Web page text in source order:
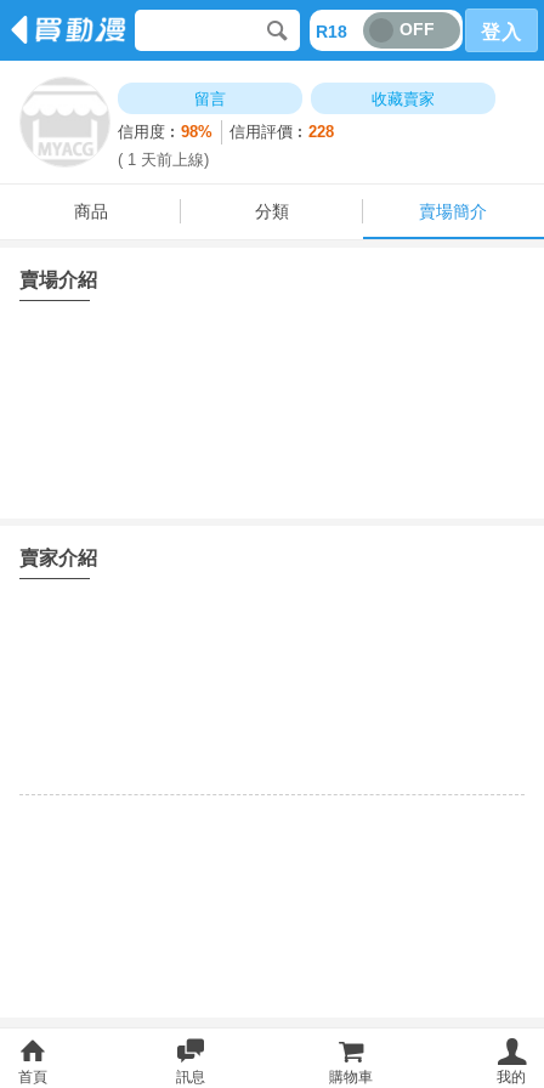
R18 OFF 登入
留言
收藏賣家
信用度︰98% 信用評價︰228
( 1 天前上線)
商品 分類 賣場簡介
賣場介紹
賣家介紹
商品 分類 賣場簡介
首頁 訊息 購物車 我的